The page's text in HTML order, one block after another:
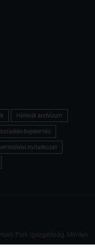
Hírlevél archívum
bejelentés
nyilatkozat
Park Igazgatóság. Minden